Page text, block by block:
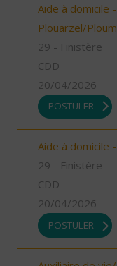
Aide à domicile
Plouarzel/
29 - Finistère
CDD
20/04/2026
POSTULER
Aide à domicile
29 - Finistère
CDD
20/04/2026
POSTULER